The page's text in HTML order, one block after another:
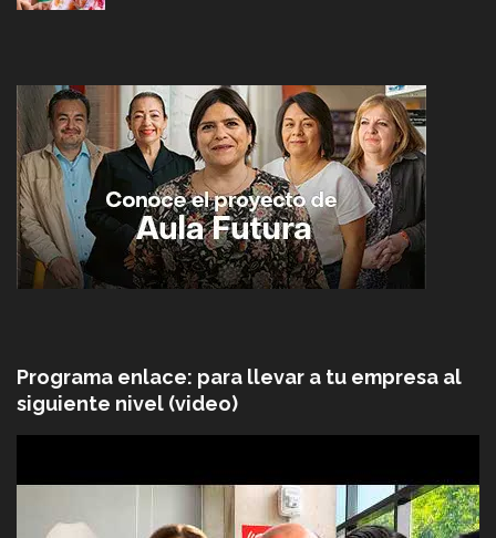
Programa enlace: para llevar a tu empresa al
siguiente nivel (video)